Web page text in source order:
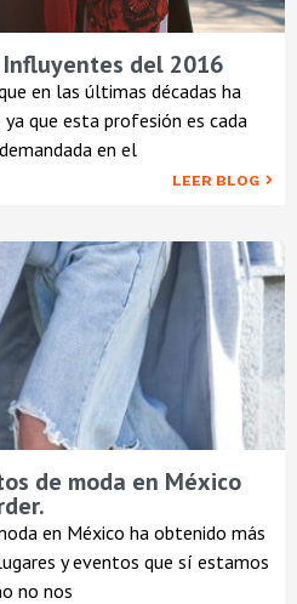
Influyentes del 2016
en las últimas décadas ha
que esta profesión es cada
en el
LEER BLOG
de moda en México
en México ha obtenido más
y eventos que sí estamos
no nos